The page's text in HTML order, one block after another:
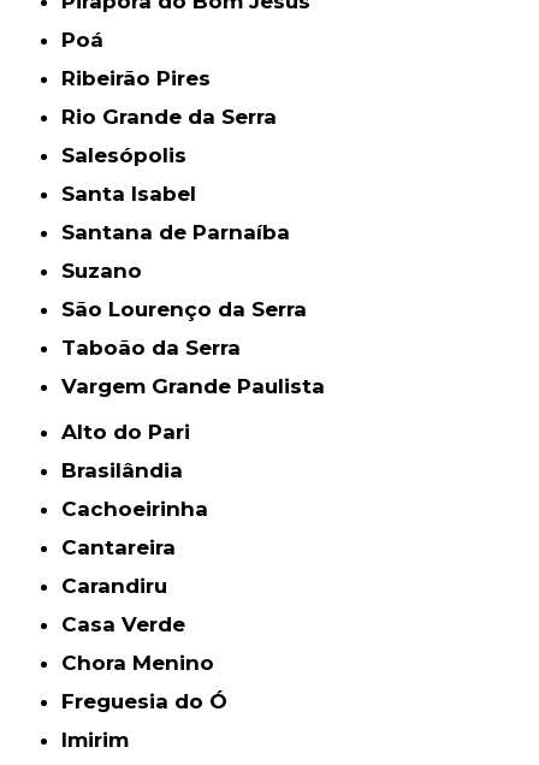
Poá
Ribeirão Pires
Rio Grande da Serra
Salesópolis
Santa Isabel
Santana de Parnaíba
Suzano
São Lourenço da Serra
Taboão da Serra
Vargem Grande Paulista
Alto do Pari
Brasilândia
Cachoeirinha
Cantareira
Carandiru
Casa Verde
Chora Menino
Freguesia do Ó
Imirim